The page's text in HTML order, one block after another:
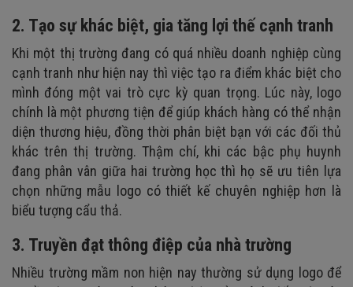
2. Tạo sự khác biệt, gia tăng lợi thế cạnh tranh
Khi một thị trường đang có quá nhiều doanh nghiệp cùng
cạnh tranh như hiện nay thì việc tạo ra điểm khác biệt cho
mình đóng một vai trò cực kỳ quan trọng. Lúc này, logo
chính là một phương tiện để giúp khách hàng có thể nhận
diện thương hiệu, đồng thời phân biệt bạn với các đối thủ
khác trên thị trường. Thậm chí, khi các bậc phụ huynh
đang phân vân giữa hai trường học thì họ sẽ ưu tiên lựa
chọn những mẫu logo có thiết kế chuyên nghiệp hơn là
biểu tượng cẩu thả.
3. Truyền đạt thông điệp của nhà trường
Nhiều trường mầm non hiện nay thường sử dụng logo để